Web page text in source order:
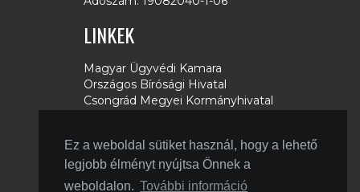
Ez a weboldal sütiket használ, hogy a lehető
legjobb élményt nyújtsa Önnek a
weboldalon. További információ
LINKEK
Magyar Ügyvédi Kamara
Országos Bírósági Hivatal
Csongrád Megyei Kormányhivatal
MÜBSE
Földhivatalok
Ügyészségek